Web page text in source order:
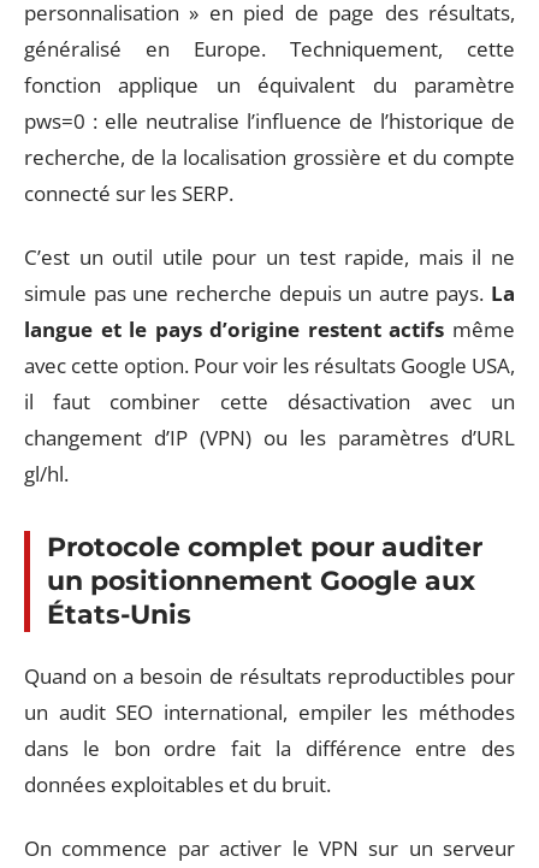
personnalisation » en pied de page des résultats,
généralisé en Europe. Techniquement, cette
fonction applique un équivalent du paramètre
pws=0 : elle neutralise l’influence de l’historique de
recherche, de la localisation grossière et du compte
connecté sur les SERP.
C’est un outil utile pour un test rapide, mais il ne
simule pas une recherche depuis un autre pays. La
langue et le pays d’origine restent actifs même
avec cette option. Pour voir les résultats Google USA,
il faut combiner cette désactivation avec un
changement d’IP (VPN) ou les paramètres d’URL
gl/hl.
Protocole complet pour auditer
un positionnement Google aux
États-Unis
Quand on a besoin de résultats reproductibles pour
un audit SEO international, empiler les méthodes
dans le bon ordre fait la différence entre des
données exploitables et du bruit.
On commence par activer le VPN sur un serveur